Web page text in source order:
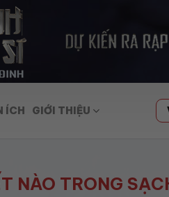
ÍCH GIỚI THIỆU
NÀO TRONG